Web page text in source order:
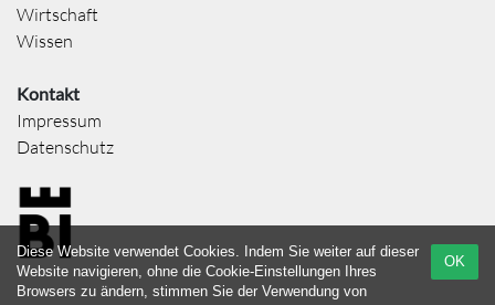
Wirtschaft
Wissen
Kontakt
Impressum
Datenschutz
OK
Diese Website verwendet Cookies. Indem Sie weiter auf dieser
Website navigieren, ohne die Cookie-Einstellungen Ihres
Browsers zu ändern, stimmen Sie der Verwendung von